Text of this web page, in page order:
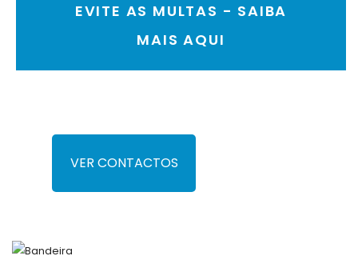
EVITE AS MULTAS - SAIBA
MAIS AQUI
VER CONTACTOS